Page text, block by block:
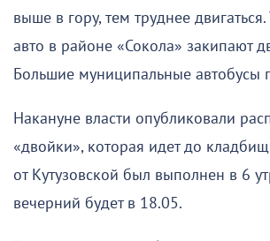
выше в гору, тем труднее
авто в районе «Сокола» закипают
Большие муниципальные автобусы
Накануне власти опубликовали
«двойки», которая идет до
от Кутузовской был выполнен в 6
вечерний будет в 18.05.